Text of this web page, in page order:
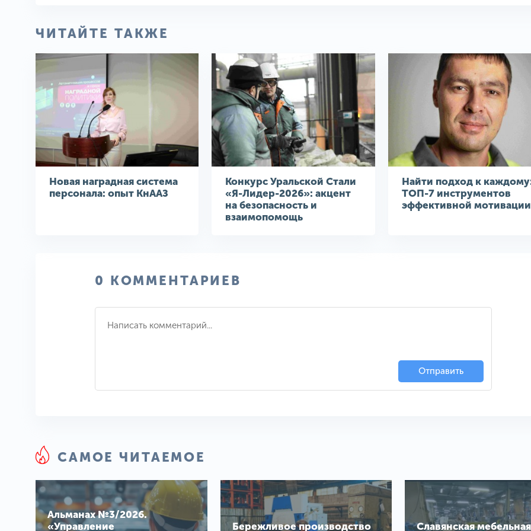
ЧИТАЙТЕ ТАКЖЕ
Новая наградная система
персонала: опыт КнААЗ
Конкурс Уральской Стали
«Я-Лидер-2026»: акцент
на безопасность и
взаимопомощь
Найти подход к
ТОП-7 инструментов
эффективной мотивации
0 КОММЕНТАРИЕВ
Отправить
САМОЕ ЧИТАЕМОЕ
Альманах №3/2026.
«Управление
Бережливое производство Славянская мебельная